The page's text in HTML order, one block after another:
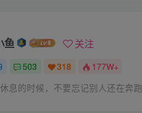
鱼 关注
503 318 177W+
息的时候，不要忘记别人还在奔跑